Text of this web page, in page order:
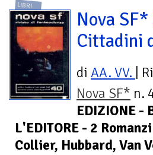
LIBRI
Nova
Cittadini
di AA. VV.
|
Nova SF* n.
EDIZIONE -
L'EDITORE - 2
Collier, Hubbard, Van